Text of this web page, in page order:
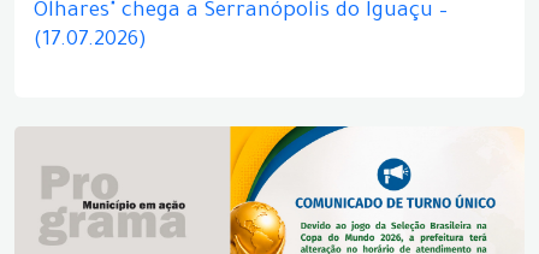
Olhares" chega a Serranópolis do Iguaçu –
(17.07.2026)